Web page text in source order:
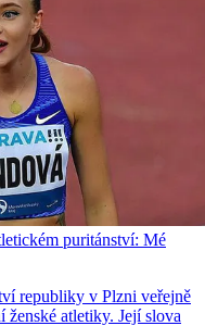
puritánství: Mé
republiky v Plzni veřejně
atletiky. Její slova